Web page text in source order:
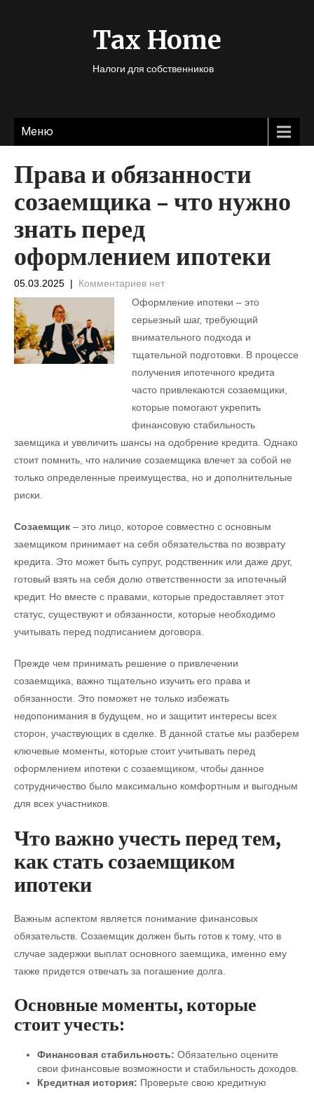
Tax Home
Налоги для собственников
Меню
Права и обязанности
созаемщика – что нужно
знать перед
оформлением ипотеки
05.03.2025 | Комментариев нет
Оформление ипотеки – это
серьезный шаг, требующий
внимательного подхода и
тщательной подготовки. В процессе
получения ипотечного кредита
часто привлекаются созаемщики,
которые помогают укрепить
финансовую стабильность
заемщика и увеличить шансы на одобрение кредита. Однако
стоит помнить, что наличие созаемщика влечет за собой не
только определенные преимущества, но и дополнительные
риски.
Созаемщик – это лицо, которое совместно с основным
заемщиком принимает на себя обязательства по возврату
кредита. Это может быть супруг, родственник или даже друг,
готовый взять на себя долю ответственности за ипотечный
кредит. Но вместе с правами, которые предоставляет этот
статус, существуют и обязанности, которые необходимо
учитывать перед подписанием договора.
Прежде чем принимать решение о привлечении
созаемщика, важно тщательно изучить его права и
обязанности. Это поможет не только избежать
недопонимания в будущем, но и защитит интересы всех
сторон, участвующих в сделке. В данной статье мы разберем
ключевые моменты, которые стоит учитывать перед
оформлением ипотеки с созаемщиком, чтобы данное
сотрудничество было максимально комфортным и выгодным
для всех участников.
Что важно учесть перед тем,
как стать созаемщиком
ипотеки
Важным аспектом является понимание финансовых
обязательств. Созаемщик должен быть готов к тому, что в
случае задержки выплат основного заемщика, именно ему
также придется отвечать за погашение долга.
Основные моменты, которые
стоит учесть:
Финансовая стабильность: Обязательно оцените
свои финансовые возможности и стабильность доходов.
Кредитная история: Проверьте свою кредитную